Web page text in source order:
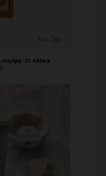
Λάμψη - Dr. Althea